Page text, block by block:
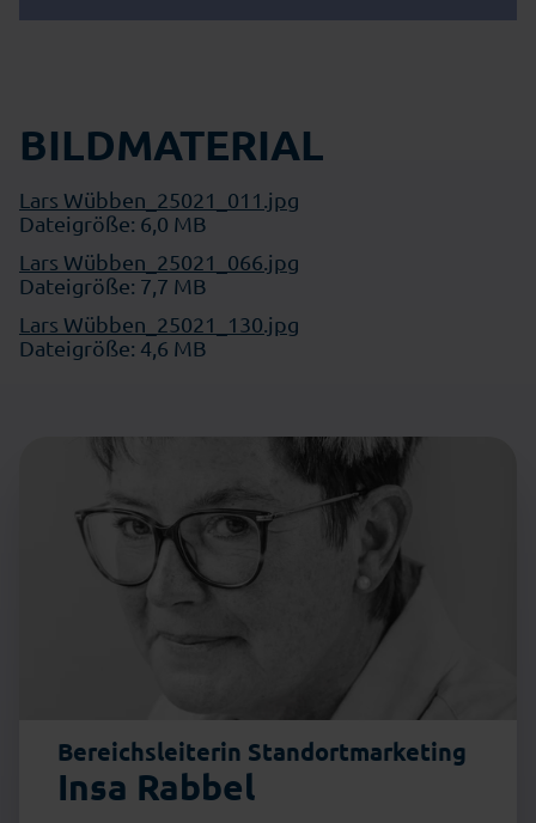
BILDMATERIAL
Lars Wübben_25021_011.jpg
Dateigröße: 6,0 MB
Lars Wübben_25021_066.jpg
Dateigröße: 7,7 MB
Lars Wübben_25021_130.jpg
Dateigröße: 4,6 MB
Bereichsleiterin Standortmarketing
Insa Rabbel